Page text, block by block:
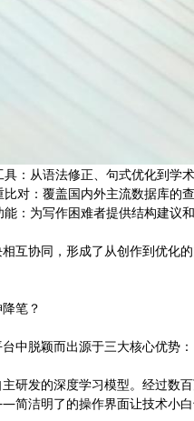
：从语法修正、句式优化到学
对：覆盖国内外主流数据库的
：为写作困难者提供结构建议和
互协同，形成了从创作到优化
笔？
中脱颖而出源于三大核心优势：
研发的深度学习模型。经过数
简洁明了的操作界面让技术小白